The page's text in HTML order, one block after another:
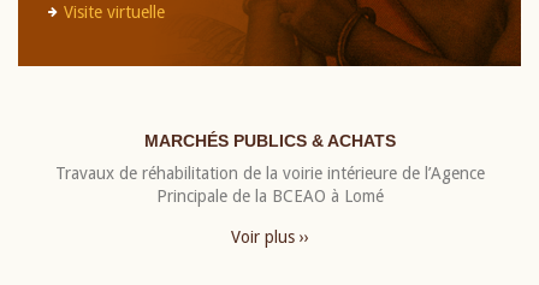
Visite virtuelle
MARCHÉS PUBLICS & ACHATS
Travaux de réhabilitation de la voirie intérieure de l’Agence
Principale de la BCEAO à Lomé
Voir plus ››